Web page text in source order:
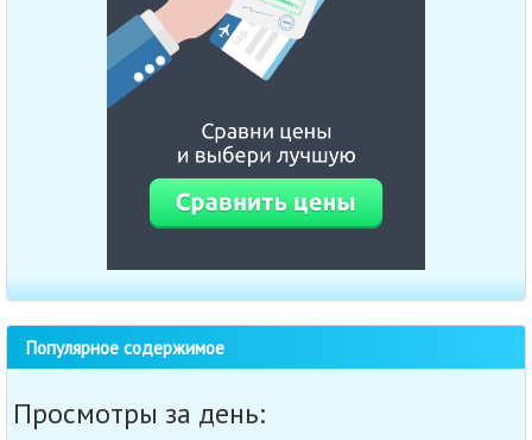
Популярное содержимое
Просмотры за день: